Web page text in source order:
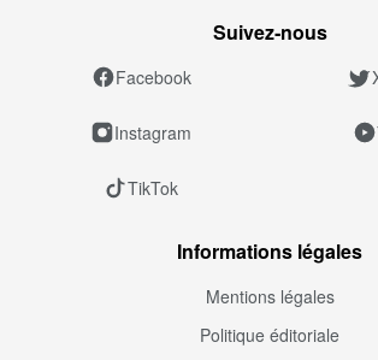
Suivez‑nous
Facebook
Instagram
TikTok
Informations légales
Mentions légales
Politique éditoriale